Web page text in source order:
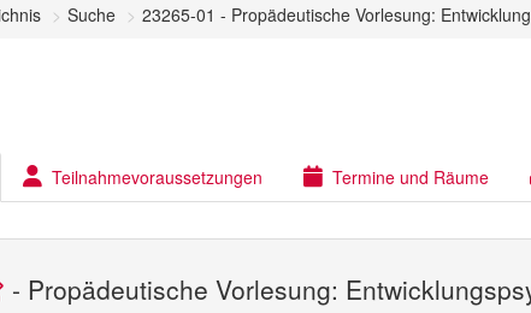
Suche 23265-01 - Propädeutische Vorlesung:
Teilnahmevoraussetzungen Termine und Räume
- Propädeutische Vorlesung: